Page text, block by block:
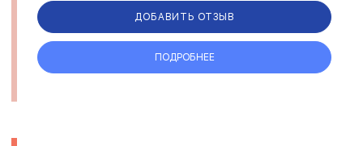
предоставляют содействие на каждом эт...
ДОБАВИТЬ ОТЗЫВ
ПОДРОБНЕЕ